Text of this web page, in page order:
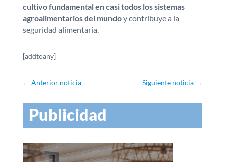
cultivo fundamental en casi todos los sistemas
agroalimentarios del mundoy contribuye a la
seguridad alimentaria.
[addtoany]
← Anterior noticia Siguiente noticia →
Publicidad